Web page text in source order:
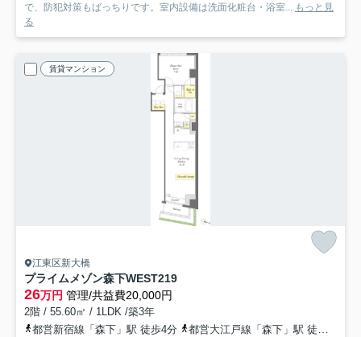
で、防犯対策もばっちりです。室内設備は洗面化粧台・浴室... もっと見
る
賃貸マンション
江東区新大橋
プライムメゾン森下WEST219
26万円 管理/共益費20,000円
2階 / 55.60㎡ / 1LDK /築3年
都営新宿線「森下」駅 徒歩4分
都営大江戸線「森下」駅 徒歩4分